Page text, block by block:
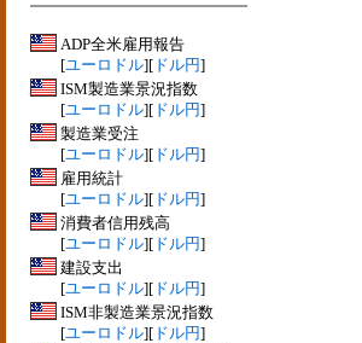
ADP全米雇用報告
[ユーロドル][ ドル円]
ISM製造業景況指数
[ユーロドル][ ドル円]
製造業受注
[ユーロドル][ ドル円]
雇用統計
[ユーロドル][ ドル円]
消費者信用残高
[ユーロドル][ ドル円]
建設支出
[ユーロドル][ ドル円]
ISM非製造業景況指数
[ユーロドル][ ドル円]